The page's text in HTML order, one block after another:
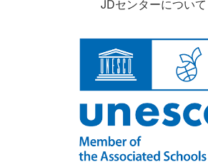
JDセンターについて